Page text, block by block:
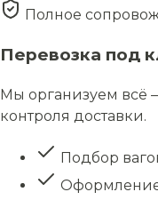
Полное
Перевозка под
Мы организуем всё
контроля доставки.
Подбор